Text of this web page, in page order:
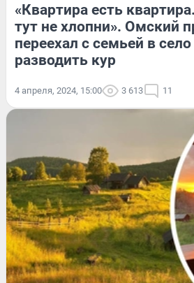
«Квартира есть
тут не хлопни». Омский
переехал с семьей в село
разводить кур
4 апреля, 2024, 15:00 3 613 11